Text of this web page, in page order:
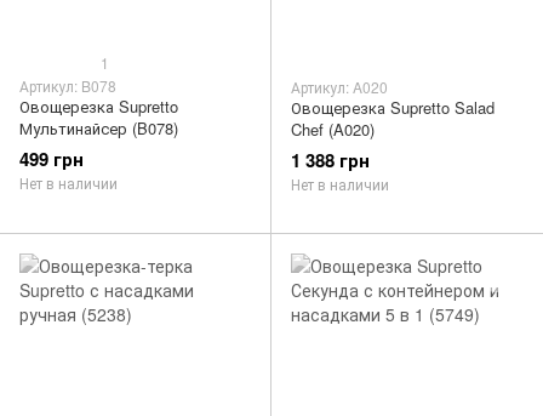
1
Артикул: B078
Овощерезка Supretto
Мультинайсер (B078)
499 грн
Нет в наличии
Артикул: A020
Овощерезка Supretto Salad
Chef (A020)
1 388 грн
Нет в наличии